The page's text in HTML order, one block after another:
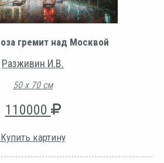
гремит над Москвой
Разживин И.В.
50 х 70 см
110000
Купить картину